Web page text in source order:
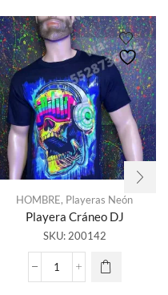
HOMBRE, Playeras Neón
Playera Cráneo DJ
SKU: 200142
Playera